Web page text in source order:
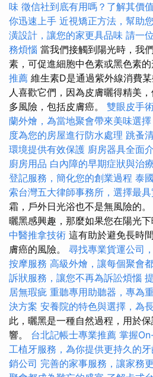
味 徵信社到底有用嗎？了解其價值
你迅速上手 近視矯正方法，幫助
潢設計，讓您的家更具品味 請一
務煩惱 當我們接觸到陽光時，我
素，可促進細胞中色素或黑色素的
推薦 維生素D是通過紫外線消費
人喜歡它們，因為皮膚曬得精美
多風險，包括皮膚癌。 雙眼皮手
蘭外燴，為當地聚會帶來美味選擇
度為您的房屋進行防水處理 跳蚤
環境提供有效保護 廚房器具全面
廚房用品 白內障的早期症狀與治
登記服務，簡化您的創業過程 泰
索台灣五大律師事務所，選擇最
霜，戶外日光浴也不是無風險的。
曬黑感興趣，那麼如果您在陽光下
中醫推拿技術 這有助於避免長時
膚癌的風險。 尋找專業貨運公司
按摩服務 高級外燴，讓每個聚會
訴狀服務，讓您不再為訴訟煩惱
居無瑕疵 重聽專用助聽器，專為
決方案 安養院的特色與選擇，為
此，曬黑是一種自然過程，用於
響。 台北記帳士專業推薦 掌握
工植牙服務，為你提供更持久的
銷公司 完善的家事服務，讓家務